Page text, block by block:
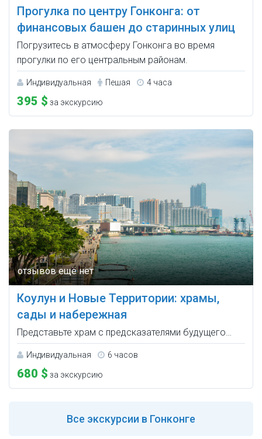
Прогулка по центру Гонконга: от
финансовых башен до старинных улиц
Погрузитесь в атмосферу Гонконга во время
прогулки по его центральным районам.
Индивидуальная Пешая 4 часа
395 $ за экскурсию
Коулун и Новые Территории: храмы,
сады и набережная
Представьте храм с предсказателями будущего…
Индивидуальная 6 часов
680 $ за экскурсию
Все экскурсии в Гонконге